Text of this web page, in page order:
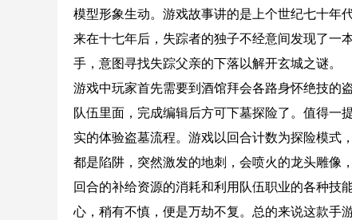
模型形象生动。游戏故事讲的是上个世纪七十年
来在十七年后，失踪者的独子不经意间发现了一
手，意图寻找失踪父亲的下落以解开玄城之谜。
游戏中玩家首先需要到酒馆拜会各路身怀绝技的
队伍里面，完成编辑后方可下墓探险了。值得一
实的体验盗墓流程。游戏以回合计数为探险模式
都是陷阱，突然激发的地刺，会喷火的龙头雕像
回合的补给资源的消耗和利用队伍职业的各种技
心，稍有不慎，便是万劫不复。总的来说这款手